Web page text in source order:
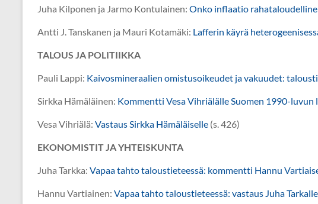
Juha Kilponen ja Jarmo Kontulainen: Onko inflaatio
Antti J. Tanskanen ja Mauri Kotamäki: Lafferin käyrä
TALOUS JA POLITIIKKA
Pauli Lappi: Kaivosmineraalien omistusoikeudet ja vakuudet:
Sirkka Hämäläinen: Kommentti Vesa Vihriälälle Suomen 1990-
Vesa Vihriälä: Vastaus Sirkka Hämäläiselle (s. 426)
EKONOMISTIT JA YHTEISKUNTA
Juha Tarkka: Vapaa tahto taloustieteessä: kommentti Hannu
Hannu Vartiainen: Vapaa tahto taloustieteessä: vastaus Juha Tarkalle